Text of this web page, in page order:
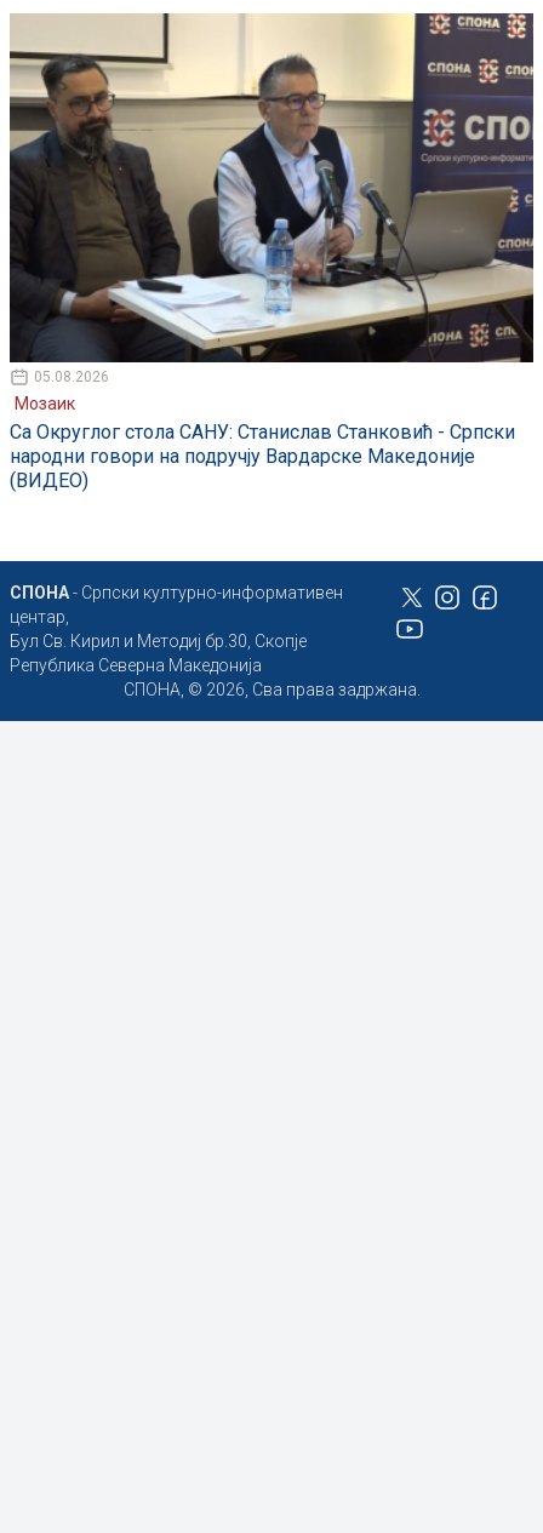
05.08.2026
Мозаик
Са Округлог стола САНУ: Станислав Станковић - Српски
народни говори на подручју Вардарске Македоније
(ВИДЕО)
СПОНА- Српски културно-информативен
центар,
Бул Св. Кирил и Методиј бр.30, Скопје
Република Северна Македонија
СПОНА, © 2026, Сва права задржана.